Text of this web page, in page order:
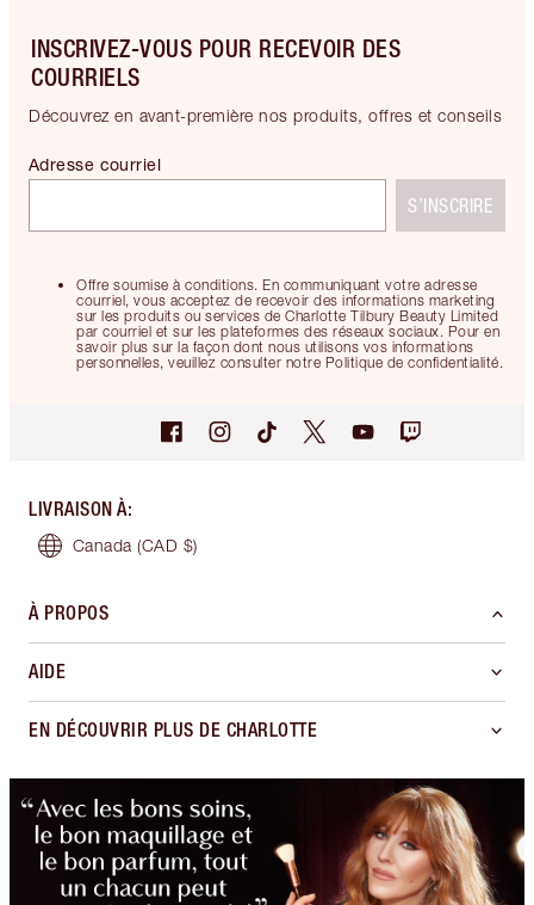
INSCRIVEZ-VOUS POUR RECEVOIR DES
COURRIELS
Découvrez en avant-première nos produits, offres et conseils
Offre soumise à conditions. En communiquant votre adresse
courriel, vous acceptez de recevoir des informations marketing
sur les produits ou services de Charlotte Tilbury Beauty Limited
par courriel et sur les plateformes des réseaux sociaux. Pour en
savoir plus sur la façon dont nous utilisons vos informations
personnelles, veuillez consulter notre Politique de confidentialité.
Adresse courriel
S’INSCRIRE
LIVRAISON À:
Canada (CAD $)
À PROPOS
AIDE
EN DÉCOUVRIR PLUS DE CHARLOTTE